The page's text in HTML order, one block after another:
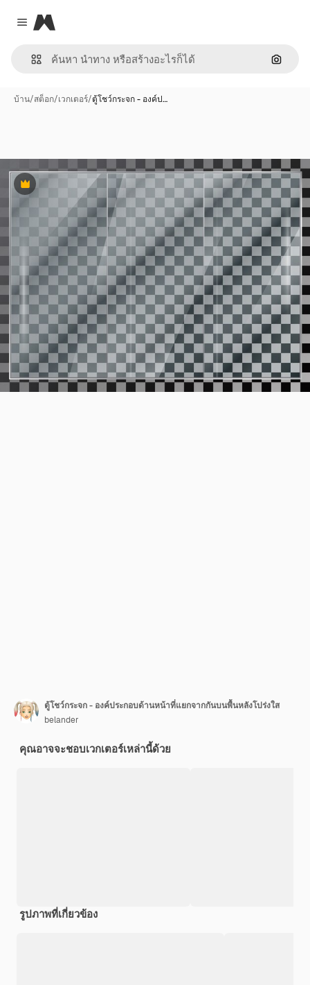
Close menu
Magnific
ค้นหา
บ้าน/สต็อก/เวกเตอร์/ตู้โชว์กระจก - องค์ป…
พรีเมี่ยม
ตู้โชว์กระจก - องค์ประกอบด้านหน้าที่แยกจากกันบนพื้นหลังโปร่งใส
belander
คุณอาจจะชอบเวกเตอร์เหล่านี้ด้วย
รูปภาพที่เกี่ยวข้อง